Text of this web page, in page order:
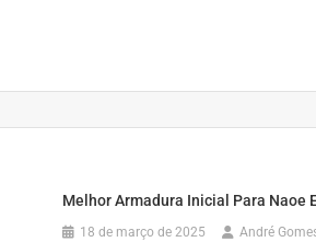
Melhor Armadura Inicial Para Naoe
18 de março de 2025 André